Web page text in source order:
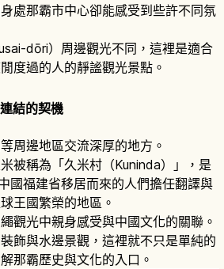
處那霸市中心卻能感受到些許不同氛
dōri）周邊觀光不同，這裡是適合
度過的人的靜謐觀光景點。
結的契機
周邊地區交流深厚的地方。
被稱為「久米村（Kuninda）」，是
國福建省移居而來的人們擔任翻譯與
王國繁榮的地區。
觀光中親身感受與中國文化的關聯。
飾與水邊景觀，這裡就不只是單純的
那霸歷史與文化的入口。